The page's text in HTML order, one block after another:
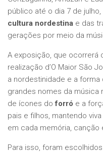
público até o dia 7 de
cultura nordestina e das
gerações por meio da
A exposição, que ocorrerá
realização d’O Maior São
a nordestinidade e a
grandes nomes da música
de ícones doforró e a
pais e filhos, mantendo
em cada memória, canção
Para isso, foram